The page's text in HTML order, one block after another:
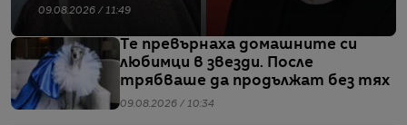
09.08.2026 / 11:49
Те превърнаха домашните си
любимци в звезди. После
трябваше да продължат без тях
09.08.2026 / 10:34